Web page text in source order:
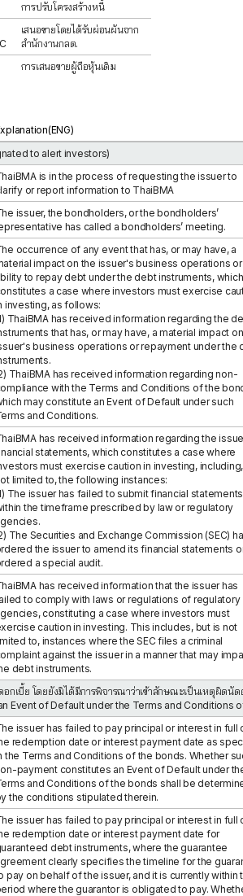
การปรับโครงสร้างหนี้
เสนอขายโดยได้รับผ่อนผันจาก
สำนักงานกลต.
การเสนอขายผู้ถือหุ้นเดิม
to alert investors)
is in the process of requesting the issuer to
or report information to ThaiBMA
issuer, the bondholders, or the bondholders’
has called a bondholders’ meeting.
occurrence of any event that has, or may have, a
impact on the issuer's business operations
to repay debt under the debt instruments, which
a case where investors must exercise
investing, as follows:
ThaiBMA has received information regarding the
that has, or may have, a material impact
business operations or repayment under the
ThaiBMA has received information regarding non-
with the Terms and Conditions of the
may constitute an Event of Default under such
and Conditions.
has received information regarding the
statements, which constitutes a case where
must exercise caution in investing,
limited to, the following instances:
The issuer has failed to submit financial statements
the timeframe prescribed by law or regulatory
The Securities and Exchange Commission (SEC)
the issuer to amend its financial statements
a special audit.
has received information that the issuer has
to comply with laws or regulations of regulatory
constituting a case where investors must
caution in investing. This includes, but is not
to, instances where the SEC files a criminal
against the issuer in a manner that may
debt instruments.
ดอกเบี้ย โดยยังมิได้มีการพิจารณาว่าเข้าลักษณะเป็นเหตุ
Event of Default under the Terms and Conditions
issuer has failed to pay principal or interest in full
redemption date or interest payment date as
the Terms and Conditions of the bonds. Whether
payment constitutes an Event of Default under
and Conditions of the bonds shall be
the conditions stipulated therein.
issuer has failed to pay principal or interest in full
redemption date or interest payment date for
debt instruments, where the guarantee
clearly specifies the timeline for the
pay on behalf of the issuer, and it is currently within
where the guarantor is obligated to pay.